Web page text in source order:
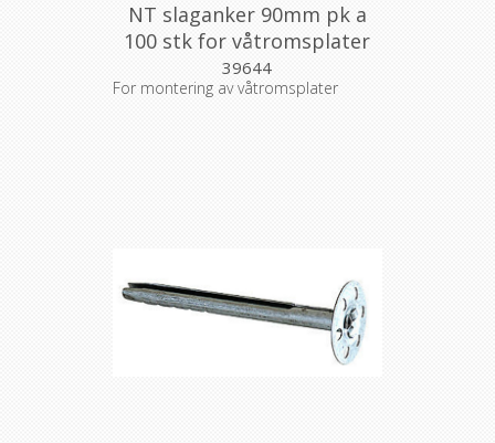
NT slaganker 90mm pk a
100 stk for våtromsplater
39644
For montering av våtromsplater